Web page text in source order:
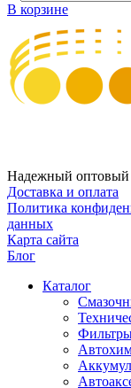
В корзине
Надежный оптовый
Доставка и оплата
Политика
данных
Карта сайта
Блог
Каталог